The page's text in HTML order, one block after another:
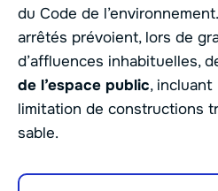
du Code de
arrêtés prévoient, lors de
d’affluences inhabituelles,
de l’espace public,
limitation de constructions
sable.